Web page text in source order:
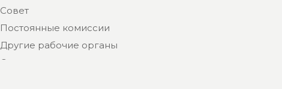
Совет
Постоянные комиссии
Другие рабочие органы
Секретариат